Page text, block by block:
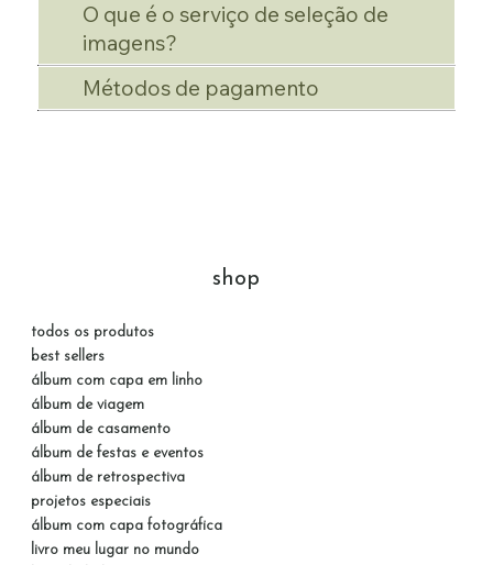
O que é o serviço de seleção de
imagens?
Métodos de pagamento
shop
todos os produtos
best sellers
álbum com capa em linho
álbum de viagem
álbum de casamento
álbum de festas e eventos
álbum de retrospectiva
projetos especiais
álbum com capa fotográfica
livro meu lugar no mundo